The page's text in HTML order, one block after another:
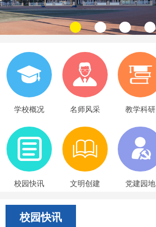
学校概况 名师风采 教学科研
校园快讯 文明创建 党建园地
校园快讯